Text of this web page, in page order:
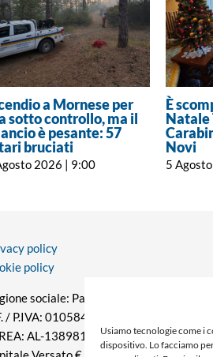
Usiamo tecnologie come i
dispositivo. Lo facciamo
a Mornese per
sotto controllo, ma il
è pesante: 57
bruciati
2026 | 9:00
È
Natale
Novi
5
policy
policy
sociale: Panorama S.r.l.
/ P.IVA: 01058470061
AL-138981